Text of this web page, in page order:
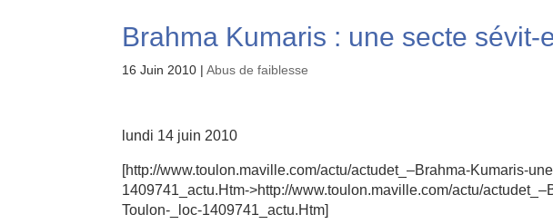
Brahma Kumaris : une secte sévit-
16 Juin 2010 |Abus de faiblesse
lundi 14 juin 2010
[http://www.toulon.maville.com/actu/actudet_–Brahma-Kumaris-
1409741_actu.Htm->http://www.toulon.maville.com/actu/
Toulon-_loc-1409741_actu.Htm]